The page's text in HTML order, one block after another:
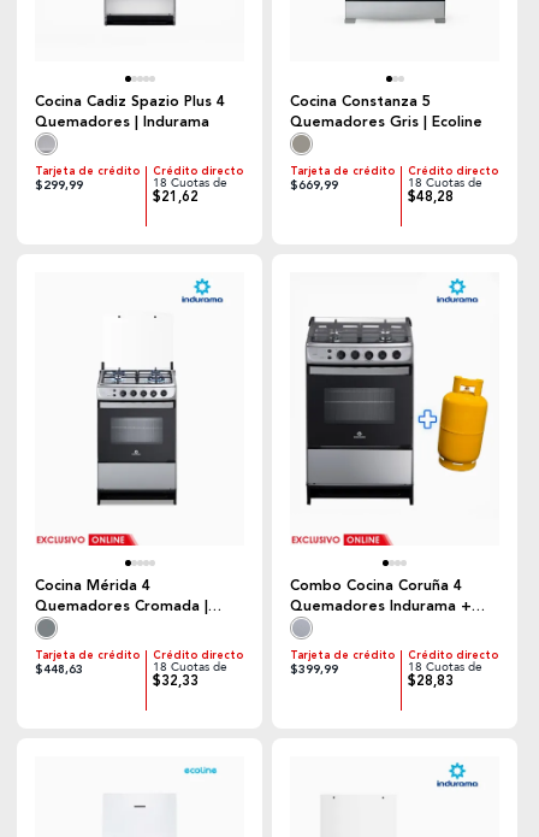
Cocina Cadiz Spazio Plus 4
Quemadores | Indurama
Tarjeta de crédito
$299,99
Crédito directo
18 Cuotas de
$21,62
Cocina Constanza 5
Quemadores Gris | Ecoline
Tarjeta de crédito
$669,99
Crédito directo
18 Cuotas de
$48,28
Cocina Mérida 4
Quemadores Cromada |
Indurama + Cilindro de Gas
Tarjeta de crédito
$448,63
Crédito directo
18 Cuotas de
$32,33
Combo Cocina Coruña 4
Quemadores Indurama +
Cilindro de Gas
Tarjeta de crédito
$399,99
Crédito directo
18 Cuotas de
$28,83